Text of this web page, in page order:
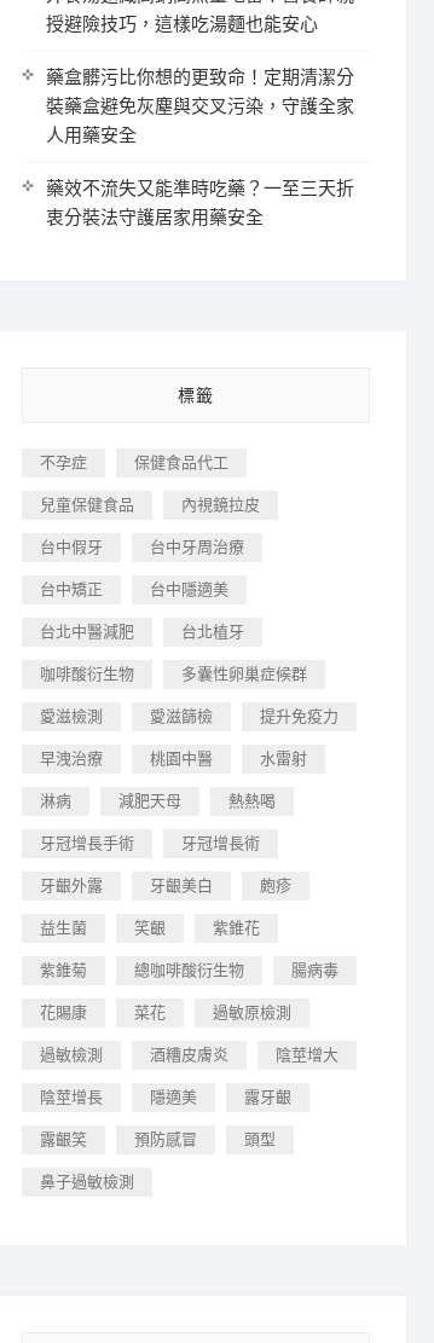
授避險技巧，這樣吃湯麵也能安心
藥盒髒污比你想的更致命！定期清潔分
裝藥盒避免灰塵與交叉污染，守護全家
人用藥安全
藥效不流失又能準時吃藥？一至三天折
衷分裝法守護居家用藥安全
標籤
不孕症 保健食品代工
兒童保健食品 內視鏡拉皮
台中假牙 台中牙周治療
台中矯正 台中隱適美
台北中醫減肥 台北植牙
咖啡酸衍生物 多囊性卵巢症候群
愛滋檢測 愛滋篩檢 提升免疫力
早洩治療 桃園中醫 水雷射
淋病 減肥天母 熱熱喝
牙冠增長手術 牙冠增長術
牙齦外露 牙齦美白 皰疹
益生菌 笑齦 紫錐花
紫錐菊 總咖啡酸衍生物 腸病毒
花賜康 菜花 過敏原檢測
過敏檢測 酒糟皮膚炎 陰莖增大
陰莖增長 隱適美 露牙齦
露齦笑 預防感冒 頭型
鼻子過敏檢測